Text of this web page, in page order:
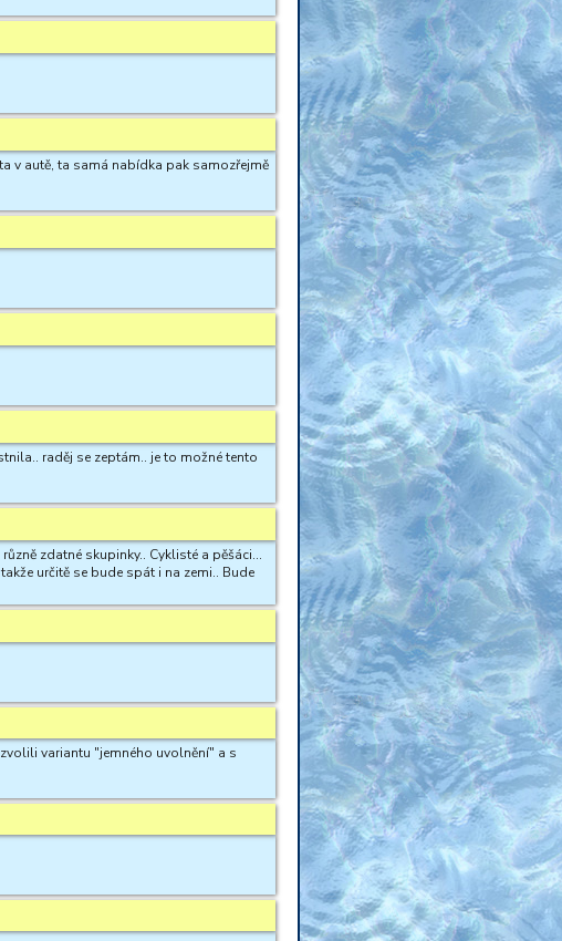
v autě, ta samá nabídka pak samozřejmě
raděj se zeptám.. je to možné tento
zdatné skupinky.. Cyklisté a pěšáci...
určitě se bude spát i na zemi.. Bude
variantu "jemného uvolnění" a s